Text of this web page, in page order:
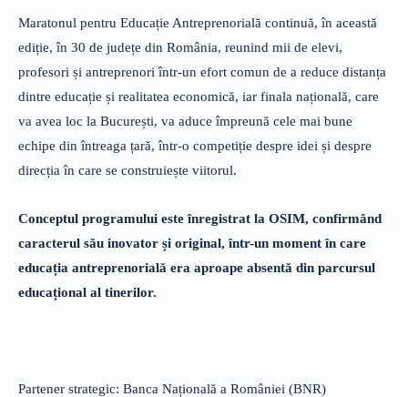
Maratonul pentru Educație Antreprenorială continuă, în această
ediție, în 30 de județe din România, reunind mii de elevi,
profesori și antreprenori într-un efort comun de a reduce distanța
dintre educație și realitatea economică, iar finala națională, care
va avea loc la București, va aduce împreună cele mai bune
echipe din întreaga țară, într-o competiție despre idei și despre
direcția în care se construiește viitorul.
Conceptul programului este înregistrat la OSIM, confirmând
caracterul său inovator și original, într-un moment în care
educația antreprenorială era aproape absentă din parcursul
educațional al tinerilor.
Partener strategic: Banca Națională a României (BNR)